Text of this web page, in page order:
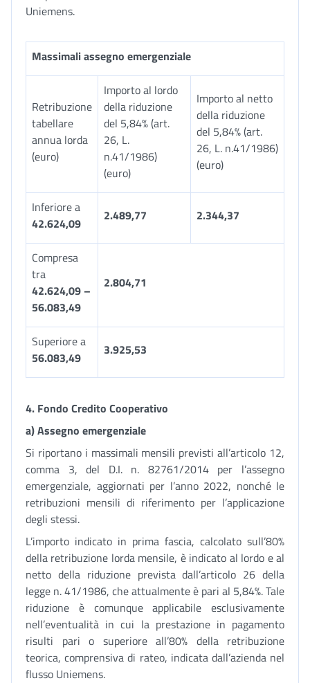
Uniemens.
Massimali assegno emergenziale
Retribuzione
tabellare
annua lorda
(euro)
Importo al lordo
della riduzione
del 5,84% (art.
26, L.
n.41/1986)
(euro)
Importo al netto
della riduzione
del 5,84% (art.
26, L. n.41/1986)
(euro)
Inferiore a
42.624,09
2.489,77 2.344,37
Compresa
tra
42.624,09 –
56.083,49
2.804,71
Superiore a
56.083,49
3.925,53
4. Fondo Credito Cooperativo
a) Assegno emergenziale
Si riportano i massimali mensili previsti all’articolo 12,
comma 3, del D.I. n. 82761/2014 per l’assegno
emergenziale, aggiornati per l’anno 2022, nonché le
retribuzioni mensili di riferimento per l’applicazione
degli stessi.
L’importo indicato in prima fascia, calcolato sull’80%
della retribuzione lorda mensile, è indicato al lordo e al
netto della riduzione prevista dall’articolo 26 della
legge n. 41/1986, che attualmente è pari al 5,84%. Tale
riduzione è comunque applicabile esclusivamente
nell’eventualità in cui la prestazione in pagamento
risulti pari o superiore all’80% della retribuzione
teorica, comprensiva di rateo, indicata dall’azienda nel
flusso Uniemens.